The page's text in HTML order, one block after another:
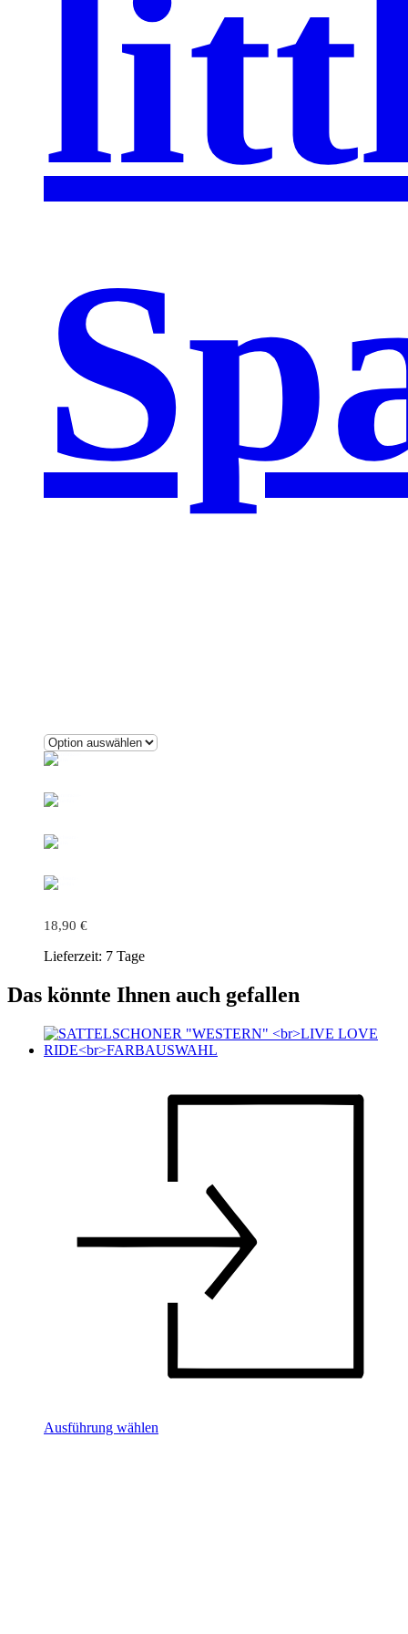
18,90 €
Lieferzeit: 7 Tage
Das könnte Ihnen auch gefallen
Ausführung wählen